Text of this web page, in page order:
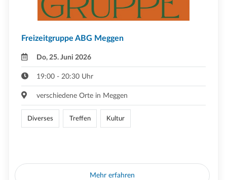
Freizeitgruppe ABG Meggen
Do, 25. Juni 2026
19:00 - 20:30 Uhr
verschiedene Orte in Meggen
Diverses Treffen Kultur
Mehr erfahren